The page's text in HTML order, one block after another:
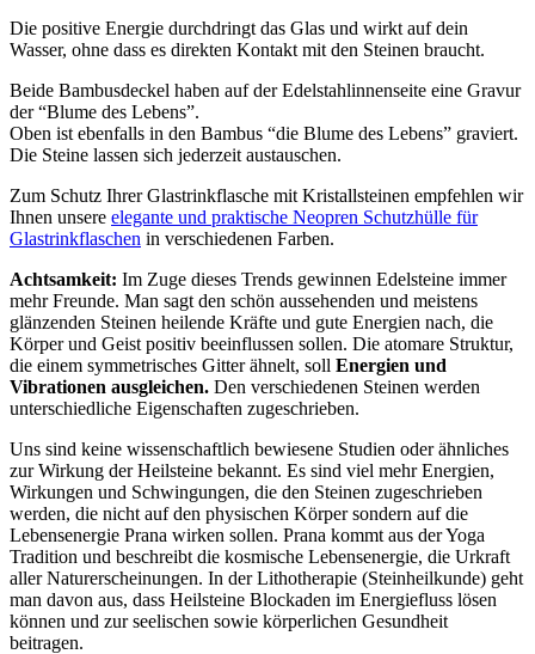
Die positive Energie durchdringt das Glas und wirkt auf dein
Wasser, ohne dass es direkten Kontakt mit den Steinen braucht.
Beide Bambusdeckel haben auf der Edelstahlinnenseite eine Gravur
der “Blume des Lebens”.
Oben ist ebenfalls in den Bambus “die Blume des Lebens” graviert.
Die Steine lassen sich jederzeit austauschen.
Zum Schutz Ihrer Glastrinkflasche mit Kristallsteinen empfehlen wir
Ihnen unsere elegante und praktische Neopren Schutzhülle für
Glastrinkflaschen in verschiedenen Farben.
Achtsamkeit: Im Zuge dieses Trends gewinnen Edelsteine immer
mehr Freunde. Man sagt den schön aussehenden und meistens
glänzenden Steinen heilende Kräfte und gute Energien nach, die
Körper und Geist positiv beeinflussen sollen. Die atomare Struktur,
die einem symmetrisches Gitter ähnelt, soll Energien und
Vibrationen ausgleichen. Den verschiedenen Steinen werden
unterschiedliche Eigenschaften zugeschrieben.
Uns sind keine wissenschaftlich bewiesene Studien oder ähnliches
zur Wirkung der Heilsteine bekannt. Es sind viel mehr Energien,
Wirkungen und Schwingungen, die den Steinen zugeschrieben
werden, die nicht auf den physischen Körper sondern auf die
Lebensenergie Prana wirken sollen. Prana kommt aus der Yoga
Tradition und beschreibt die kosmische Lebensenergie, die Urkraft
aller Naturerscheinungen. In der Lithotherapie (Steinheilkunde) geht
man davon aus, dass Heilsteine Blockaden im Energiefluss lösen
können und zur seelischen sowie körperlichen Gesundheit
beitragen.